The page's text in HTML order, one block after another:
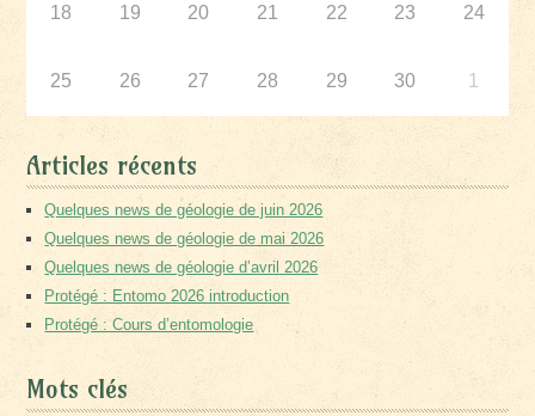
18 19 20 21 22 23 24
25 26 27 28 29 30 1
Articles récents
Quelques news de géologie de juin 2026
Quelques news de géologie de mai 2026
Quelques news de géologie d’avril 2026
Protégé : Entomo 2026 introduction
Protégé : Cours d’entomologie
Mots clés